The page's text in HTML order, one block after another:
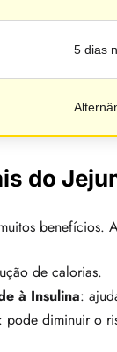
5 dias
do
benefícios.
de calorias.
à Insulina:
pode diminuir o